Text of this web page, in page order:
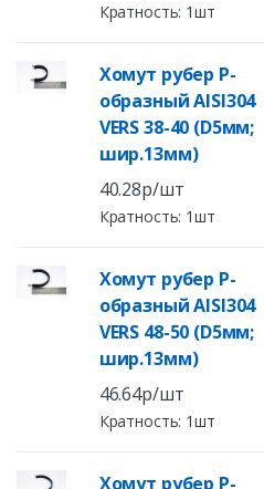
Кратность: 1шт
Хомут рубер Р-
образный AISI304
VERS 38-40 (D5мм;
шир.13мм)
40.28р/шт
Кратность: 1шт
Хомут рубер Р-
образный AISI304
VERS 48-50 (D5мм;
шир.13мм)
46.64р/шт
Кратность: 1шт
Хомут рубер Р-